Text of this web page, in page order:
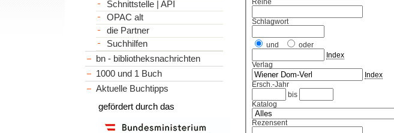
Reihe
Schlagwort
und
oder
Index
Verlag
Index
Ersch.-Jahr
bis
Katalog
Rezensent
Schnittstelle | API
OPAC alt
die Partner
Suchhilfen
bn - bibliotheksnachrichten
1000 und 1 Buch
Aktuelle Buchtipps
gefördert durch das